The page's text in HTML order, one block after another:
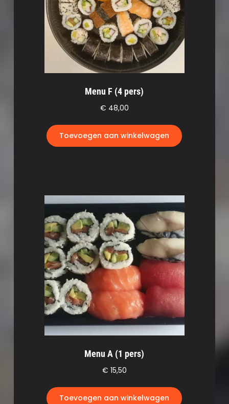
Menu F (4 pers)
€ 48,00
Toevoegen aan winkelwagen
Menu A (1 pers)
€ 15,50
Toevoegen aan winkelwagen